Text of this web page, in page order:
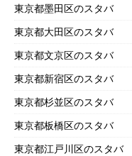
東京都墨田区のスタバ
東京都大田区のスタバ
東京都文京区のスタバ
東京都新宿区のスタバ
東京都杉並区のスタバ
東京都板橋区のスタバ
東京都江戸川区のスタバ